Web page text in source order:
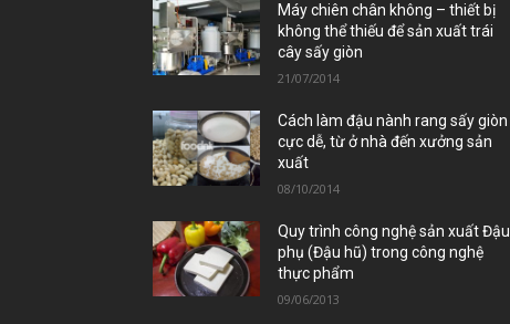
Máy chiên chân không – thiết bị
không thể thiếu để sản xuất trái
cây sấy giòn
21/07/2014
Cách làm đậu nành rang sấy giòn
cực dễ, từ ở nhà đến xưởng sản
xuất
08/10/2014
Quy trình công nghệ sản xuất Đậu
phụ (Đậu hũ) trong công nghệ
thực phẩm
09/06/2013